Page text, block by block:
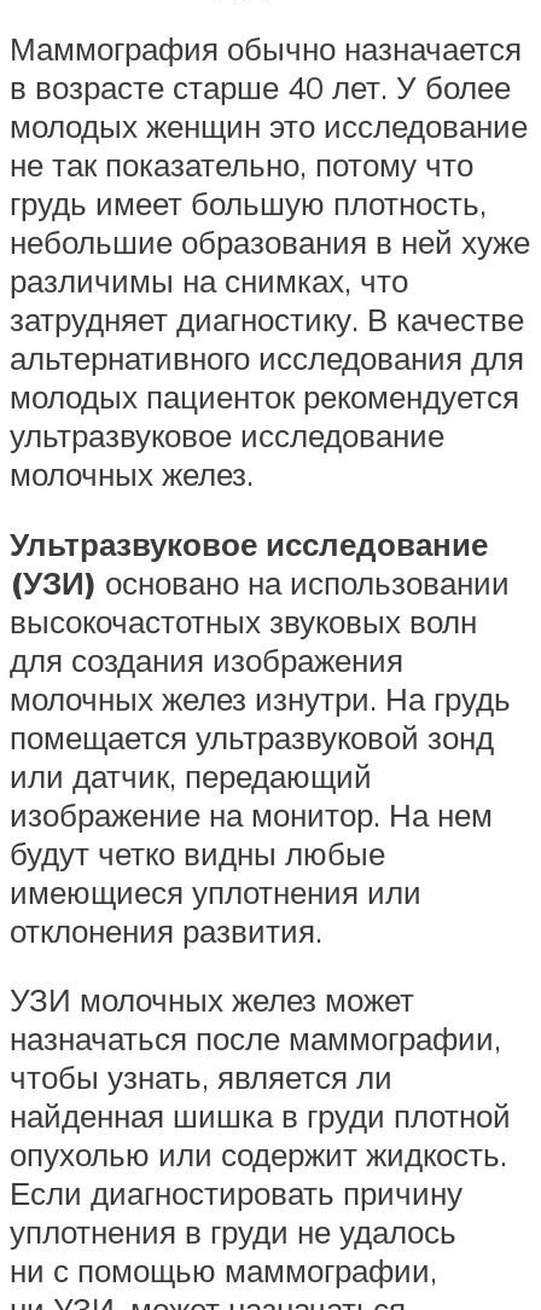
Маммография обычно назначается
в возрасте старше 40 лет. У более
молодых женщин это исследование
не так показательно, потому что
грудь имеет большую плотность,
небольшие образования в ней хуже
различимы на снимках, что
затрудняет диагностику. В качестве
альтернативного исследования для
молодых пациенток рекомендуется
ультразвуковое исследование
молочных желез.
Ультразвуковое исследование
(УЗИ) основано на использовании
высокочастотных звуковых волн
для создания изображения
молочных желез изнутри. На грудь
помещается ультразвуковой зонд
или датчик, передающий
изображение на монитор. На нем
будут четко видны любые
имеющиеся уплотнения или
отклонения развития.
УЗИ молочных желез может
назначаться после маммографии,
чтобы узнать, является ли
найденная шишка в груди плотной
опухолью или содержит жидкость.
Если диагностировать причину
уплотнения в груди не удалось
ни с помощью маммографии,